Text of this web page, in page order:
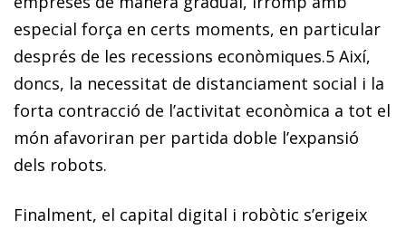
especial força en certs moments, en particular
després de les recessions econòmiques.5 Així,
doncs, la necessitat de distanciament social i la
forta contracció de l’activitat econòmica a tot el
món afavoriran per partida doble l’expansió
dels robots.
Finalment, el capital digital i robòtic s’erigeix